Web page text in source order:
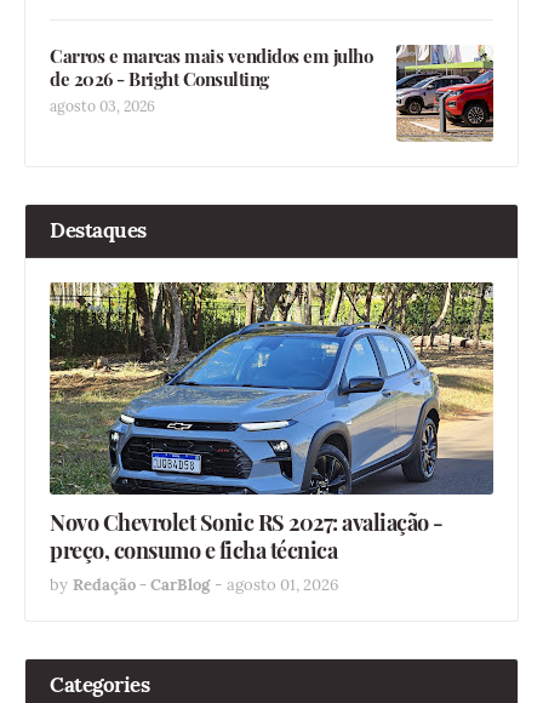
Carros e marcas mais vendidos em julho
de 2026 - Bright Consulting
agosto 03, 2026
Destaques
Novo Chevrolet Sonic RS 2027: avaliação -
preço, consumo e ficha técnica
by Redação - CarBlog - agosto 01, 2026
Categories